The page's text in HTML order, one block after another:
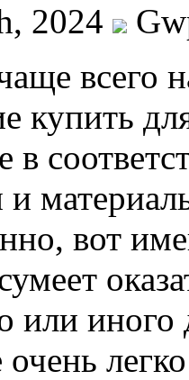
2024
всего
купить
в
и
вот
или
очень